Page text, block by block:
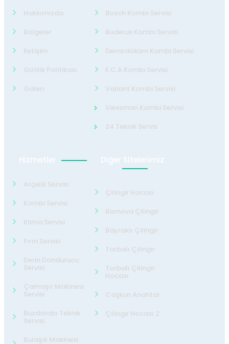
Hakkımızda
Bölgeler
İletişim
Gizlilik Politikası
Galeri
Bosch Kombi Servisi
Buderus Kombi Servisi
Demirdöküm Kombi Servisi
E.C.A Kombi Servisi
Valiant Kombi Servisi
Viessman Kombi Servisi
24 Teknik Servis
Hizmetler
Arçelik Servisi
Kombi Servisi
Klima Servisi
Fırın Servisi
Derin Dondurucu
Servisi
Çamaşır Makinesi
Servisi
Buzdolabı Teknik
Servisi
Bulaşık Makinesi
Diğer Sitelerimiz
Çilingir Hocası
Bornova Çilingir
Bayraklı Çilingir
Torbalı Çilingir
Torbalı Çilingir
Hocası
Coşkun Anahtar
Çilingir Hocası 2